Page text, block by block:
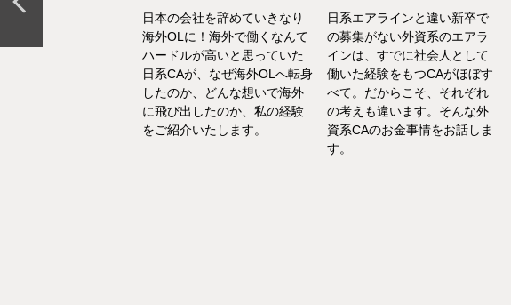
ア体験談vol.13～
日本の会社を辞めていきなり
海外OLに！海外で働くなんて
ハードルが高いと思っていた
日系CAが、なぜ海外OLへ転身
したのか、どんな想いで海外
に飛び出したのか、私の経験
をご紹介いたします。
日系エアラインと違い新卒で
の募集がない外資系のエアラ
インは、すでに社会人として
働いた経験をもつCAがほぼす
べて。だからこそ、それぞれ
の考えも違います。そんな外
資系CAのお金事情をお話しま
す。